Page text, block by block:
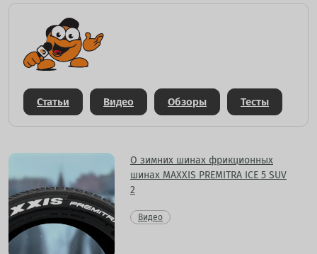
Статьи Видео Обзоры Тесты
О зимних шинах фрикционных
шинах MAXXIS PREMITRA ICE 5 SUV
2
Видео